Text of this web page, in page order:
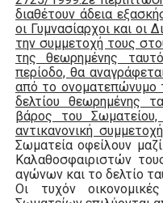
διαθέτουν άδεια
οι Γυμνασίαρχοι και οι
την συμμετοχή τους
της θεωρημένης
περίοδο, θα
από το ονοματεπώνυμο
δελτίου θεωρημένης
βάρος του
αντικανονική
Σωματεία οφείλουν
Καλαθοσφαιριστών
αγώνων και το δελτίο
Οι τυχόν